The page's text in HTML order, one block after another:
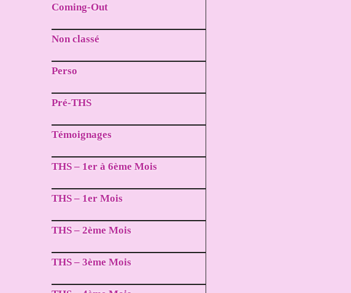
Coming-Out
Non classé
Perso
Pré-THS
Témoignages
THS – 1er à 6ème Mois
THS – 1er Mois
THS – 2ème Mois
THS – 3ème Mois